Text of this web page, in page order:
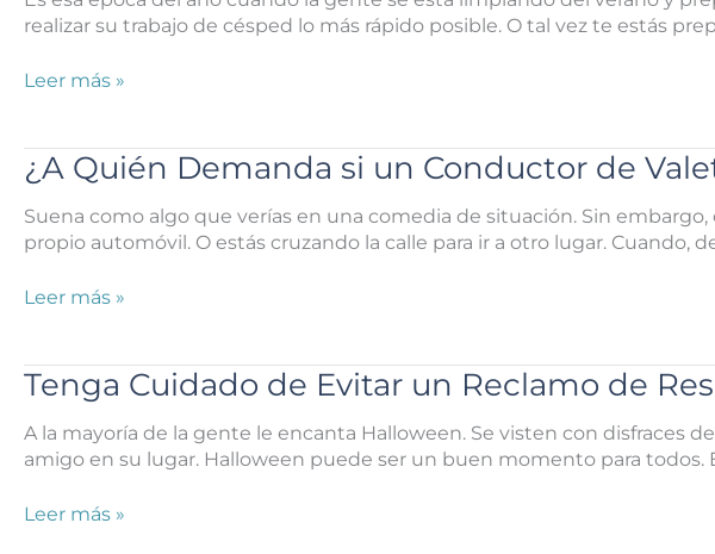
en
Juego
Texans
esta
temporada?
realizar su trabajo de césped lo más rápido posible. O tal vez te estás
¿Quién
si
me
Lesiono
con
Producto
Houston?
Leer más »
¿A Quién Demanda si un Conductor de
Suena como algo que verías en una comedia de situación. Sin
propio automóvil. O estás cruzando la calle para ir a otro lugar.
¿A
si
un
Conductor
de
lo
Leer más »
Tenga Cuidado de Evitar un Reclamo de
A la mayoría de la gente le encanta Halloween. Se visten con disfraces
amigo en su lugar. Halloween puede ser un buen momento para todos.
Tenga
Leer más »